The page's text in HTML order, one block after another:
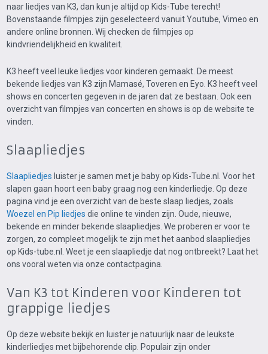
naar liedjes van K3, dan kun je altijd op Kids-Tube terecht!
Bovenstaande filmpjes zijn geselecteerd vanuit Youtube, Vimeo en
andere online bronnen. Wij checken de filmpjes op
kindvriendelijkheid en kwaliteit.
K3 heeft veel leuke liedjes voor kinderen gemaakt. De meest
bekende liedjes van K3 zijn Mamasé, Toveren en Eyo. K3 heeft veel
shows en concerten gegeven in de jaren dat ze bestaan. Ook een
overzicht van filmpjes van concerten en shows is op de website te
vinden.
Slaapliedjes
Slaapliedjes luister je samen met je baby op Kids-Tube.nl. Voor het
slapen gaan hoort een baby graag nog een kinderliedje. Op deze
pagina vind je een overzicht van de beste slaap liedjes, zoals
Woezel en Pip liedjes die online te vinden zijn. Oude, nieuwe,
bekende en minder bekende slaapliedjes. We proberen er voor te
zorgen, zo compleet mogelijk te zijn met het aanbod slaapliedjes
op Kids-tube.nl. Weet je een slaapliedje dat nog ontbreekt? Laat het
ons vooral weten via onze contactpagina.
Van K3 tot Kinderen voor Kinderen tot
grappige liedjes
Op deze website bekijk en luister je natuurlijk naar de leukste
kinderliedjes met bijbehorende clip. Populair zijn onder